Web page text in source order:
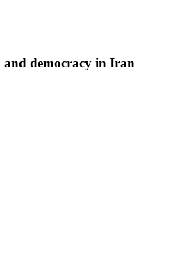
and democracy in Iran